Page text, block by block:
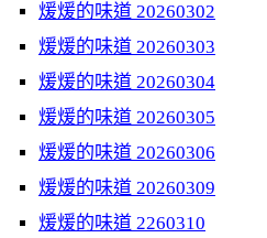
煖煖的味道 20260302
煖煖的味道 20260303
煖煖的味道 20260304
煖煖的味道 20260305
煖煖的味道 20260306
煖煖的味道 20260309
煖煖的味道 2260310